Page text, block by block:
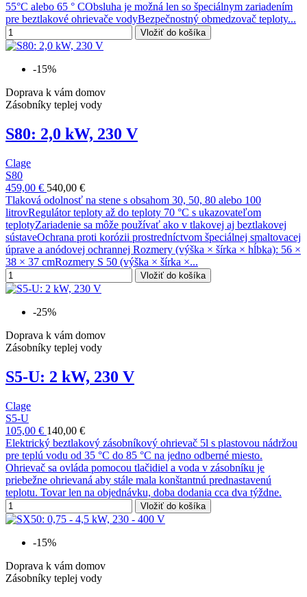
55°C alebo 65 ° CObsluha je možná len so špeciálnym zariadením
pre beztlakové ohrievače vodyBezpečnostný obmedzovač teploty...
Vložiť do košíka
-15%
Doprava k vám domov
Zásobníky teplej vody
S80: 2,0 kW, 230 V
Clage
S80
459,00 € 540,00 €
Tlaková odolnosť na stene s obsahom 30, 50, 80 alebo 100
litrovRegulátor teploty až do teploty 70 °C s ukazovateľom
teplotyZariadenie sa môže používať ako v tlakovej aj beztlakovej
sústaveOchrana proti korózii prostredníctvom špeciálnej smaltovacej
úprave a anódovej ochrannej Rozmery (výška × šírka × hĺbka): 56 ×
38 × 37 cmRozmery S 50 (výška × šírka ×...
Vložiť do košíka
-25%
Doprava k vám domov
Zásobníky teplej vody
S5-U: 2 kW, 230 V
Clage
S5-U
105,00 € 140,00 €
Elektrický beztlakový zásobníkový ohrievač 5l s plastovou nádržou
pre teplú vodu od 35 °C do 85 °C na jedno odberné miesto.
Ohrievač sa ovláda pomocou tlačidiel a voda v zásobníku je
priebežne ohrievaná aby stále mala konštantnú prednastavenú
teplotu. Tovar len na objednávku, doba dodania cca dva týždne.
Vložiť do košíka
-15%
Doprava k vám domov
Zásobníky teplej vody